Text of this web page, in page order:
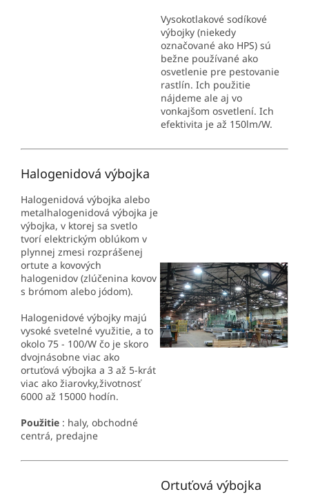
Vysokotlakové sodíkové
výbojky (niekedy
označované ako HPS) sú
bežne používané ako
osvetlenie pre pestovanie
rastlín. Ich použitie
nájdeme ale aj vo
vonkajšom osvetlení. Ich
efektivita je až 150lm/W.
Halogenidová výbojka
Halogenidová výbojka alebo
metalhalogenidová výbojka je
výbojka, v ktorej sa svetlo
tvorí elektrickým oblúkom v
plynnej zmesi rozprášenej
ortute a kovových
halogenidov (zlúčenina kovov
s brómom alebo jódom).
Halogenidové výbojky majú
vysoké svetelné využitie, a to
okolo 75 - 100/W čo je skoro
dvojnásobne viac ako
ortuťová výbojka a 3 až 5-krát
viac ako žiarovky,životnosť
6000 až 15000 hodín.
Použitie : haly, obchodné
centrá, predajne
Ortuťová výbojka